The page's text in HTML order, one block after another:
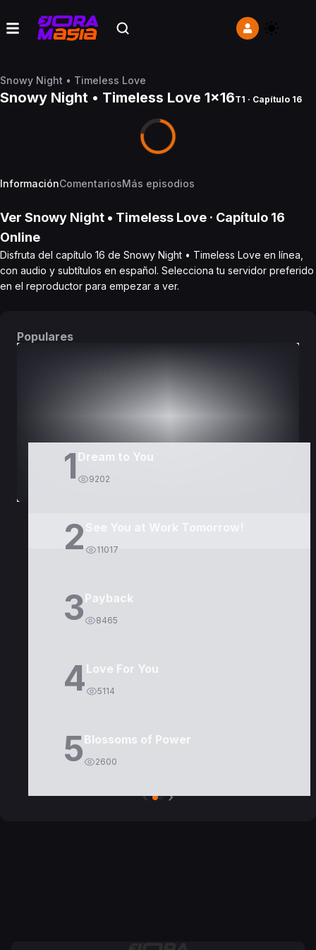
Snowy Night • Timeless Love
Snowy Night • Timeless Love 1x16T1 · Capítulo 16
InformaciónComentariosMás episodios
Ver Snowy Night • Timeless Love · Capítulo 16
Online
Disfruta del capítulo 16 de Snowy Night • Timeless Love en línea,
con audio y subtítulos en español. Selecciona tu servidor preferido
en el reproductor para empezar a ver.
Populares
1 Dream to You
9202
2 11017
3Payback
8465
4Love For You
5114
5Blossoms of Power
2600